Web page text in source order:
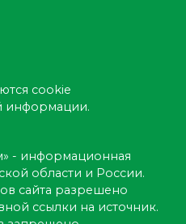
cookie
информации.
- информационная
области и России.
сайта разрешено
ссылки на источник.